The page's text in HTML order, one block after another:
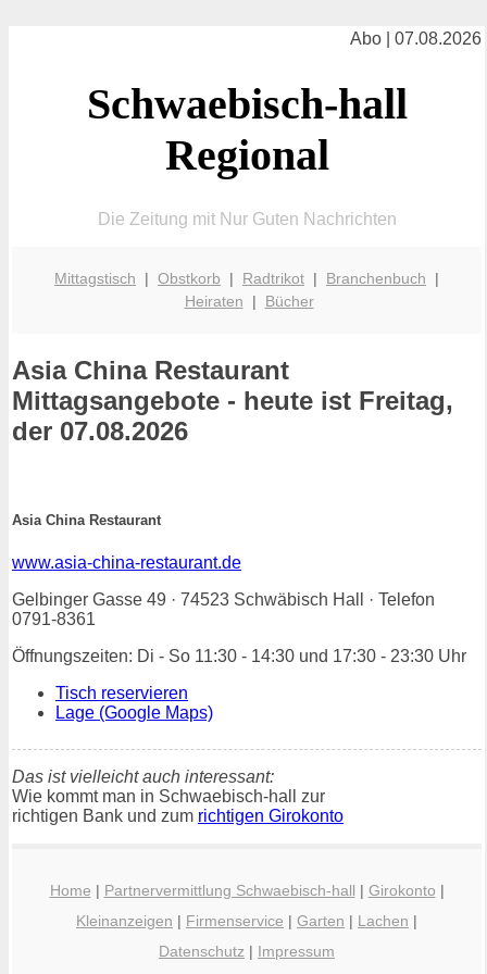
Abo | 07.08.2026
Schwaebisch-hall
Regional
Die Zeitung mit Nur Guten Nachrichten
Mittagstisch | Obstkorb | Radtrikot | Branchenbuch |
Heiraten | Bücher
Asia China Restaurant
Mittagsangebote - heute ist Freitag,
der 07.08.2026
Asia China Restaurant
www.asia-china-restaurant.de
Gelbinger Gasse 49 · 74523 Schwäbisch Hall · Telefon
0791-8361
Öffnungszeiten: Di - So 11:30 - 14:30 und 17:30 - 23:30 Uhr
Tisch reservieren
Lage (Google Maps)
Das ist vielleicht auch interessant:
Wie kommt man in Schwaebisch-hall zur
richtigen Bank und zum richtigen Girokonto
Home | Partnervermittlung Schwaebisch-hall | Girokonto |
Kleinanzeigen | Firmenservice | Garten | Lachen |
Datenschutz | Impressum